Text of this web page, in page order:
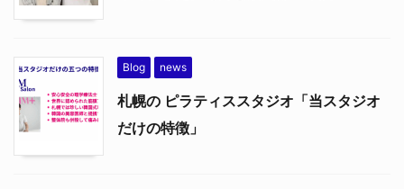
Blog news
札幌の ピラティススタジオ「当スタジオ
だけの特徴」